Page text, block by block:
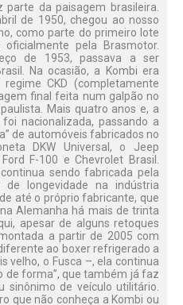
da paisagem brasileira.
de 1950, chegou ao nosso
como parte do primeiro lote
pela Brasmotor.
de 1953, passava a ser
Na ocasião, a Kombi era
CKD (completamente
final feita num galpão no
Mais quatro anos e, a
nacionalizada, passando a
de automóveis fabricados no
DKW Universal, o Jeep
F-100 e Chevrolet Brasil.
sendo fabricada pela
longevidade na indústria
até o próprio fabricante, que
Alemanha há mais de trinta
apesar de alguns retoques
a partir de 2005 com
ao boxer refrigerado a
velho, o Fusca –, ela continua
de forma”, que também já faz
sinônimo de veículo utilitário.
que não conheça a Kombi ou